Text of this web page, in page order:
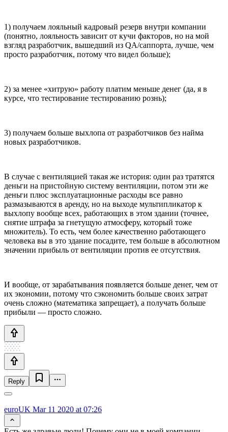
1) получаем лояльный кадровый резерв внутри компании
(понятно, лояльность зависит от кучи факторов, но на мой
взгляд разработчик, вышедший из QA/саппорта, лучше, чем
просто разработчик, потому что видел больше);
2) за менее «хитрую» работу платим меньше денег (да, я в
курсе, что тестирование тестированию рознь);
3) получаем больше выхлопа от разработчиков без найма
новых разработчиков.
В случае с вентиляцией такая же история: один раз тратятся
деньги на пристойную систему вентиляции, потом эти же
деньги плюс эксплуатационные расходы все равно
размазываются в аренду, но на выходе мультипликатор к
выхлопу вообще всех, работающих в этом здании (точнее,
снятие штрафа за гнетущую атмосферу, который тоже
множитель). То есть, чем более качественно работающего
человека вы в это здание посадите, тем больше в абсолютном
значении прибыль от вентиляции против ее отсутствия.
И вообще, от зарабатывания появляется больше денег, чем от
их экономии, потому что сэкономить больше своих затрат
очень сложно (математика запрещает), а получать больше
прибыли — просто сложно.
Reply
euroUK Mar 11 2020 at 07:26